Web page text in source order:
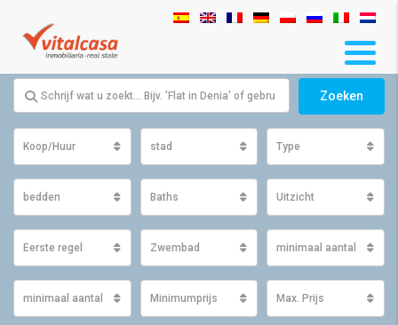
Zoeken
Koop/Huur stad Type
bedden Baths Uitzicht
Eerste regel Zwembad minimaal aantal m2
minimaal aantal m2 perceelMinimumprijs Max. Prijs